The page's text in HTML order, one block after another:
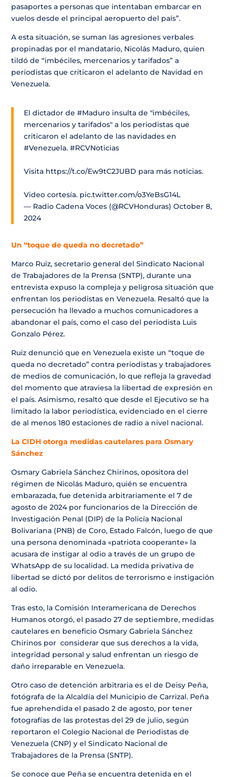
pasaportes a personas que intentaban embarcar en
vuelos desde el principal aeropuerto del país”.
A esta situación, se suman las agresiones verbales
propinadas por el mandatario, Nicolás Maduro, quien
tildó de “imbéciles, mercenarios y tarifados” a
periodistas que criticaron el adelanto de Navidad en
Venezuela.
El dictador de#Maduro insulta de "imbéciles,
mercenarios y tarifados" a los periodistas que
criticaron el adelanto de las navidades en
#Venezuela.#RCVNoticias
Visita https://t.co/Ew9tC2JUBD para más noticias.
Video cortesía. pic.twitter.com/o3YeBsG14L
— Radio Cadena Voces (@RCVHonduras)October 8,
2024
Un “toque de queda no decretado”
Marco Ruiz, secretario general del Sindicato Nacional
de Trabajadores de la Prensa (SNTP), durante una
entrevista expuso la compleja y peligrosa situación que
enfrentan los periodistas en Venezuela. Resaltó que la
persecución ha llevado a muchos comunicadores a
abandonar el país, como el caso del periodista Luis
Gonzalo Pérez.
Ruiz denunció que en Venezuela existe un “toque de
queda no decretado” contra periodistas y trabajadores
de medios de comunicación, lo que refleja la gravedad
del momento que atraviesa la libertad de expresión en
el país. Asimismo, resaltó que desde el Ejecutivo se ha
limitado la labor periodística, evidenciado en el cierre
de al menos 180 estaciones de radio a nivel nacional.
La CIDH otorga medidas cautelares para Osmary
Sánchez
Osmary Gabriela Sánchez Chirinos, opositora del
régimen de Nicolás Maduro, quién se encuentra
embarazada, fue detenida arbitrariamente el 7 de
agosto de 2024 por funcionarios de la Dirección de
Investigación Penal (DIP) de la Policía Nacional
Bolivariana (PNB) de Coro, Estado Falcón, luego de que
una persona denominada «patriota cooperante» la
acusara de instigar al odio a través de un grupo de
WhatsApp de su localidad. La medida privativa de
libertad se dictó por delitos de terrorismo e instigación
al odio.
Tras esto, la Comisión Interamericana de Derechos
Humanos otorgó, el pasado 27 de septiembre, medidas
cautelares en beneficio Osmary Gabriela Sánchez
Chirinos por considerar que sus derechos a la vida,
integridad personal y salud enfrentan un riesgo de
daño irreparable en Venezuela.
Otro caso de detención arbitraria es el de Deisy Peña,
fotógrafa de la Alcaldía del Municipio de Carrizal. Peña
fue aprehendida el pasado 2 de agosto, por tener
fotografías de las protestas del 29 de julio, según
reportaron el Colegio Nacional de Periodistas de
Venezuela (CNP) y el Sindicato Nacional de
Trabajadores de la Prensa (SNTP).
Se conoce que Peña se encuentra detenida en el